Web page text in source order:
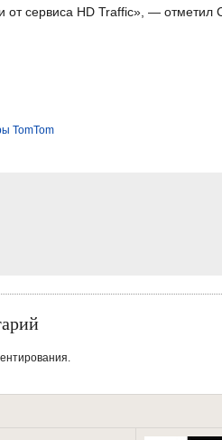
сервиса HD Traffic», — отметил
TomTom